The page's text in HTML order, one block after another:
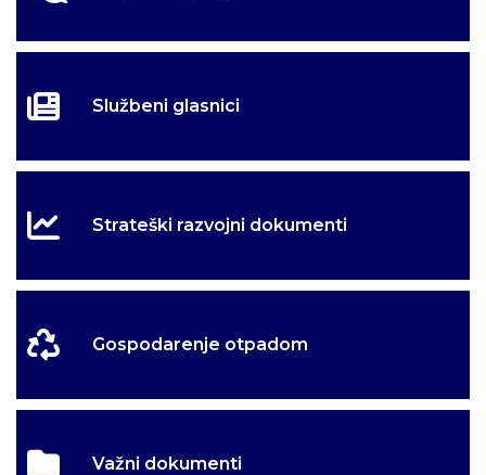
Službeni glasnici
Strateški razvojni dokumenti
Gospodarenje otpadom
Važni dokumenti